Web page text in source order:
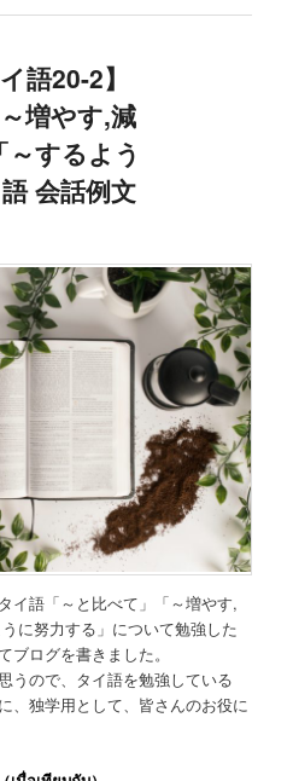
語20-2】
増やす,減
するよう
会話例文
イ語「～と比べて」「～増やす,
に努力する」について勉強した
ログを書きました。
うので、タイ語を勉強している
、独学用として、皆さんのお役に